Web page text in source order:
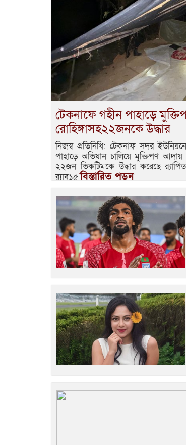
টেকনাফে গহীন পাহাড়ে
রোহিঙ্গাসহ২২জনকে উদ্ধার
নিজস্ব প্রতিনিধি: টেকনাফ সদর
পাহাড়ে অভিযান চালিয়ে মুক্তিপণ
২২জন ভিকটিমকে উদ্ধার করেছে
র‌্যাব১৫বিস্তারিত পড়ুন